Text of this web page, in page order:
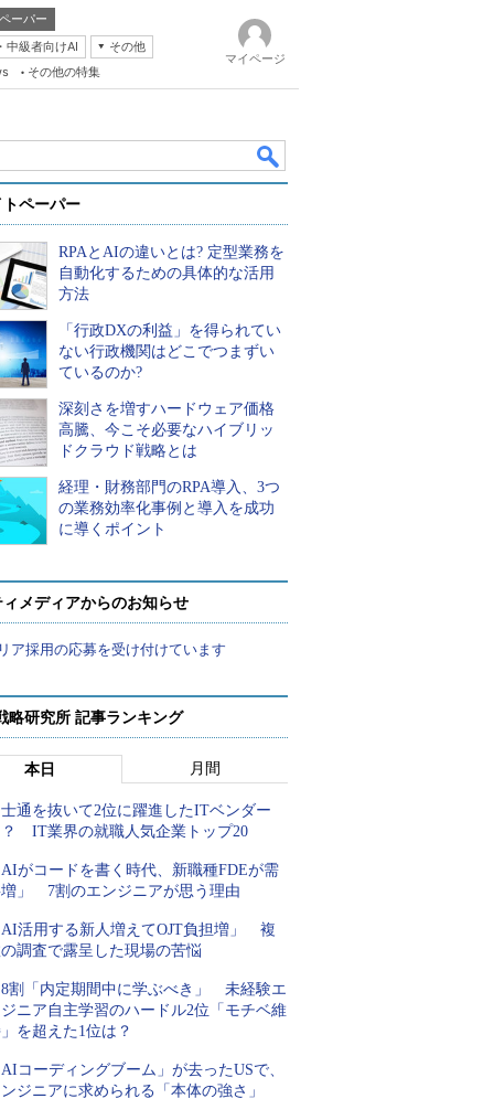
ーパー
中級者向けAI
その他
その他の特集
マイページ
ペーパー
RPAとAIの違いとは? 定型業務を
自動化するための具体的な活用
方法
「行政DXの利益」を得られてい
ない行政機関はどこでつまずい
ているのか?
深刻さを増すハードウェア価格
高騰、今こそ必要なハイブリッ
ドクラウド戦略とは
経理・財務部門のRPA導入、3つ
の業務効率化事例と導入を成功
に導くポイント
メディアからのお知らせ
ア採用の応募を受け付けています
略研究所 記事ランキング
本日 月間
通を抜いて2位に躍進したITベンダー
IT業界の就職人気企業トップ20
がコードを書く時代、新職種FDEが需
」 7割のエンジニアが思う理由
活用する新人増えてOJT負担増」 複
調査で露呈した現場の苦悩
割「内定期間中に学ぶべき」 未経験エ
ニア自主学習のハードル2位「モチベ維
を超えた1位は？
コーディングブーム」が去ったUSで、
ジニアに求められる「本体の強さ」